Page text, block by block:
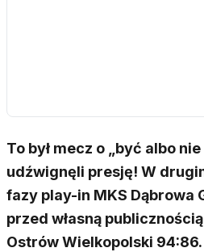
To był mecz o „być albo
udźwignęli presję! W
fazy play-in MKS Dąbrowa
przed własną
Ostrów Wielkopolski